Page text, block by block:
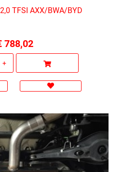
TFSI AXX/BWA/BYD
788,02